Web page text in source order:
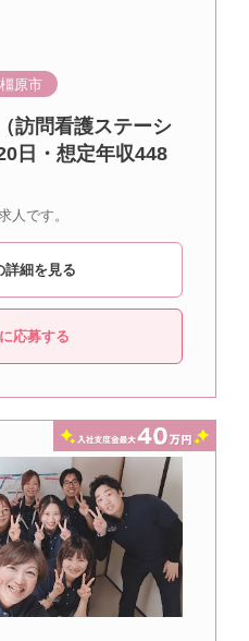
橿原市
訪問看護ステーシ
日・想定年収448
人です。
詳細を見る
応募する